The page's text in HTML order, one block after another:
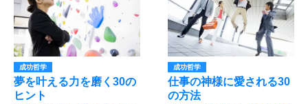
成功哲学
夢を叶える力を磨く30の
ヒント
成功哲学
仕事の神様に愛される30
の方法